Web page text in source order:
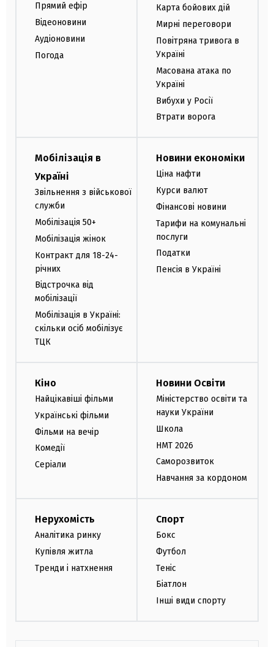
Прямий ефір
Відеоновини
Аудіоновини
Погода
Карта бойових дій
Мирні переговори
Повітряна тривога в
Україні
Масована атака по
Україні
Вибухи у Росії
Втрати ворога
Мобілізація в
Україні
Звільнення з військової
служби
Мобілізація 50+
Мобілізація жінок
Контракт для 18-24-
річних
Відстрочка від
мобілізації
Мобілізація в Україні:
скільки осіб мобілізує
ТЦК
Новини економіки
Ціна нафти
Курси валют
Фінансові новини
Тарифи на комунальні
послуги
Податки
Пенсія в Україні
Кіно
Найцікавіші фільми
Українські фільми
Фільми на вечір
Комедії
Серіали
Новини Освіти
Міністерство освіти та
науки України
Школа
НМТ 2026
Саморозвиток
Навчання за кордоном
Нерухомість
Аналітика ринку
Купівля житла
Тренди і натхнення
Спорт
Бокс
Футбол
Теніс
Біатлон
Інші види спорту